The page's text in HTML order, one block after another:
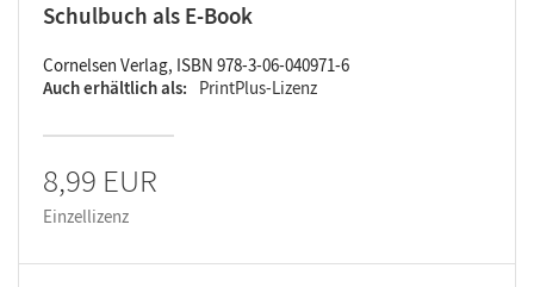
Schulbuch als E-Book
Cornelsen Verlag, ISBN 978-3-06-040971-6
Auch erhältlich als
PrintPlus-Lizenz
8,99 EUR
Einzellizenz